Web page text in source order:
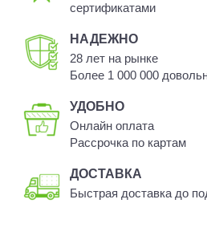
сертификатами
НАДЕЖНО
28 лет на рынке
Более 1 000 000
УДОБНО
Онлайн оплата
Рассрочка по картам
ДОСТАВКА
Быстрая доставка до